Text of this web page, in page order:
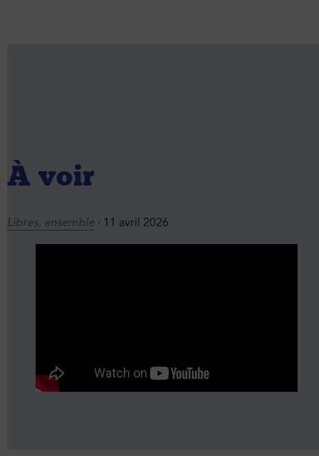
À voir
Libres, ensemble · 11 avril 2026